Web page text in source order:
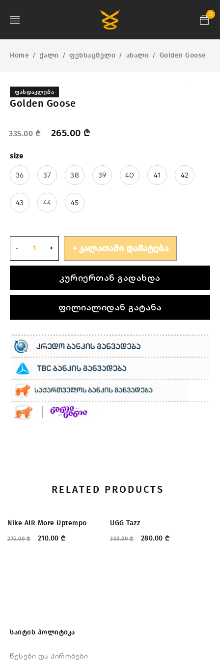
0
Home / ქალი / ფეხსაცმელი / ახალი / Golden Goose
ᲤᲐᲡᲓᲐᲙᲚᲔᲑᲐ
Golden Goose
335.00₾ 265.00 ₾
size
36 37 38 39 40 41 42
43 44 45
ᲙᲐᲚᲐᲗᲐᲨᲘ ᲓᲐᲛᲐᲢᲔᲑᲐ
კურიერთან გადახდა
ფილიალიდან გატანა
RELATED PRODUCTS
Nike AIR More Uptempo
275.00₾ 210.00 ₾
UGG Tazz
350.00₾ 280.00 ₾
საიტის პოლიტიკა
წესები და პირობები